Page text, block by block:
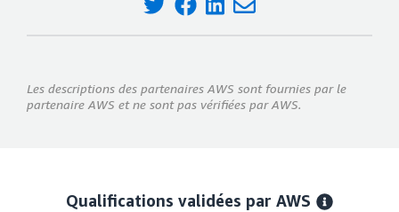
Les descriptions des partenaires AWS sont fournies par le
partenaire AWS et ne sont pas vérifiées par AWS.
Qualifications validées par AWS